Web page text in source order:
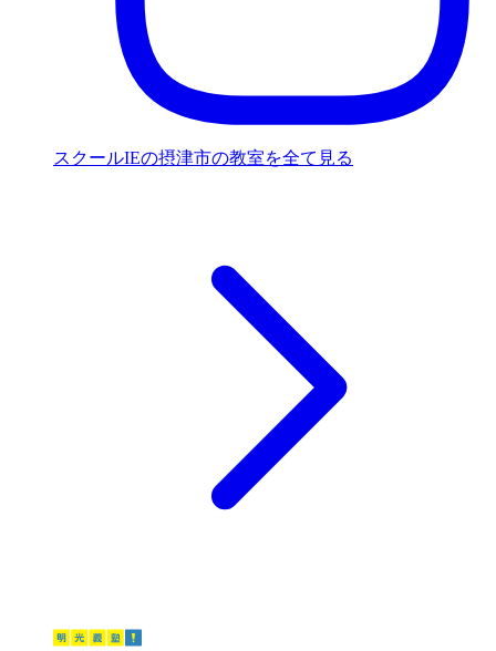
スクールIEの摂津市の教室を全て見る